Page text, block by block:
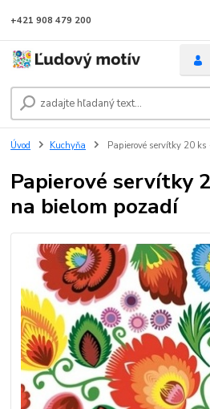
+421 908 479 200
Úvod Kuchyňa Papierové servítky 20
Papierové servítky
na bielom pozadí